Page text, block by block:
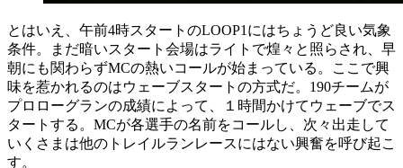
とはいえ、午前4時スタートのLOOP1にはちょうど良い気象
条件。まだ暗いスタート会場はライトで煌々と照らされ、早
朝にも関わらずMCの熱いコールが始まっている。ここで興
味を惹かれるのはウェーブスタートの方式だ。190チームが
プロローグランの成績によって、１時間かけてウェーブでス
タートする。MCが各選手の名前をコールし、次々出走して
いくさまは他のトレイルランレースにはない興奮を呼び起こ
す。